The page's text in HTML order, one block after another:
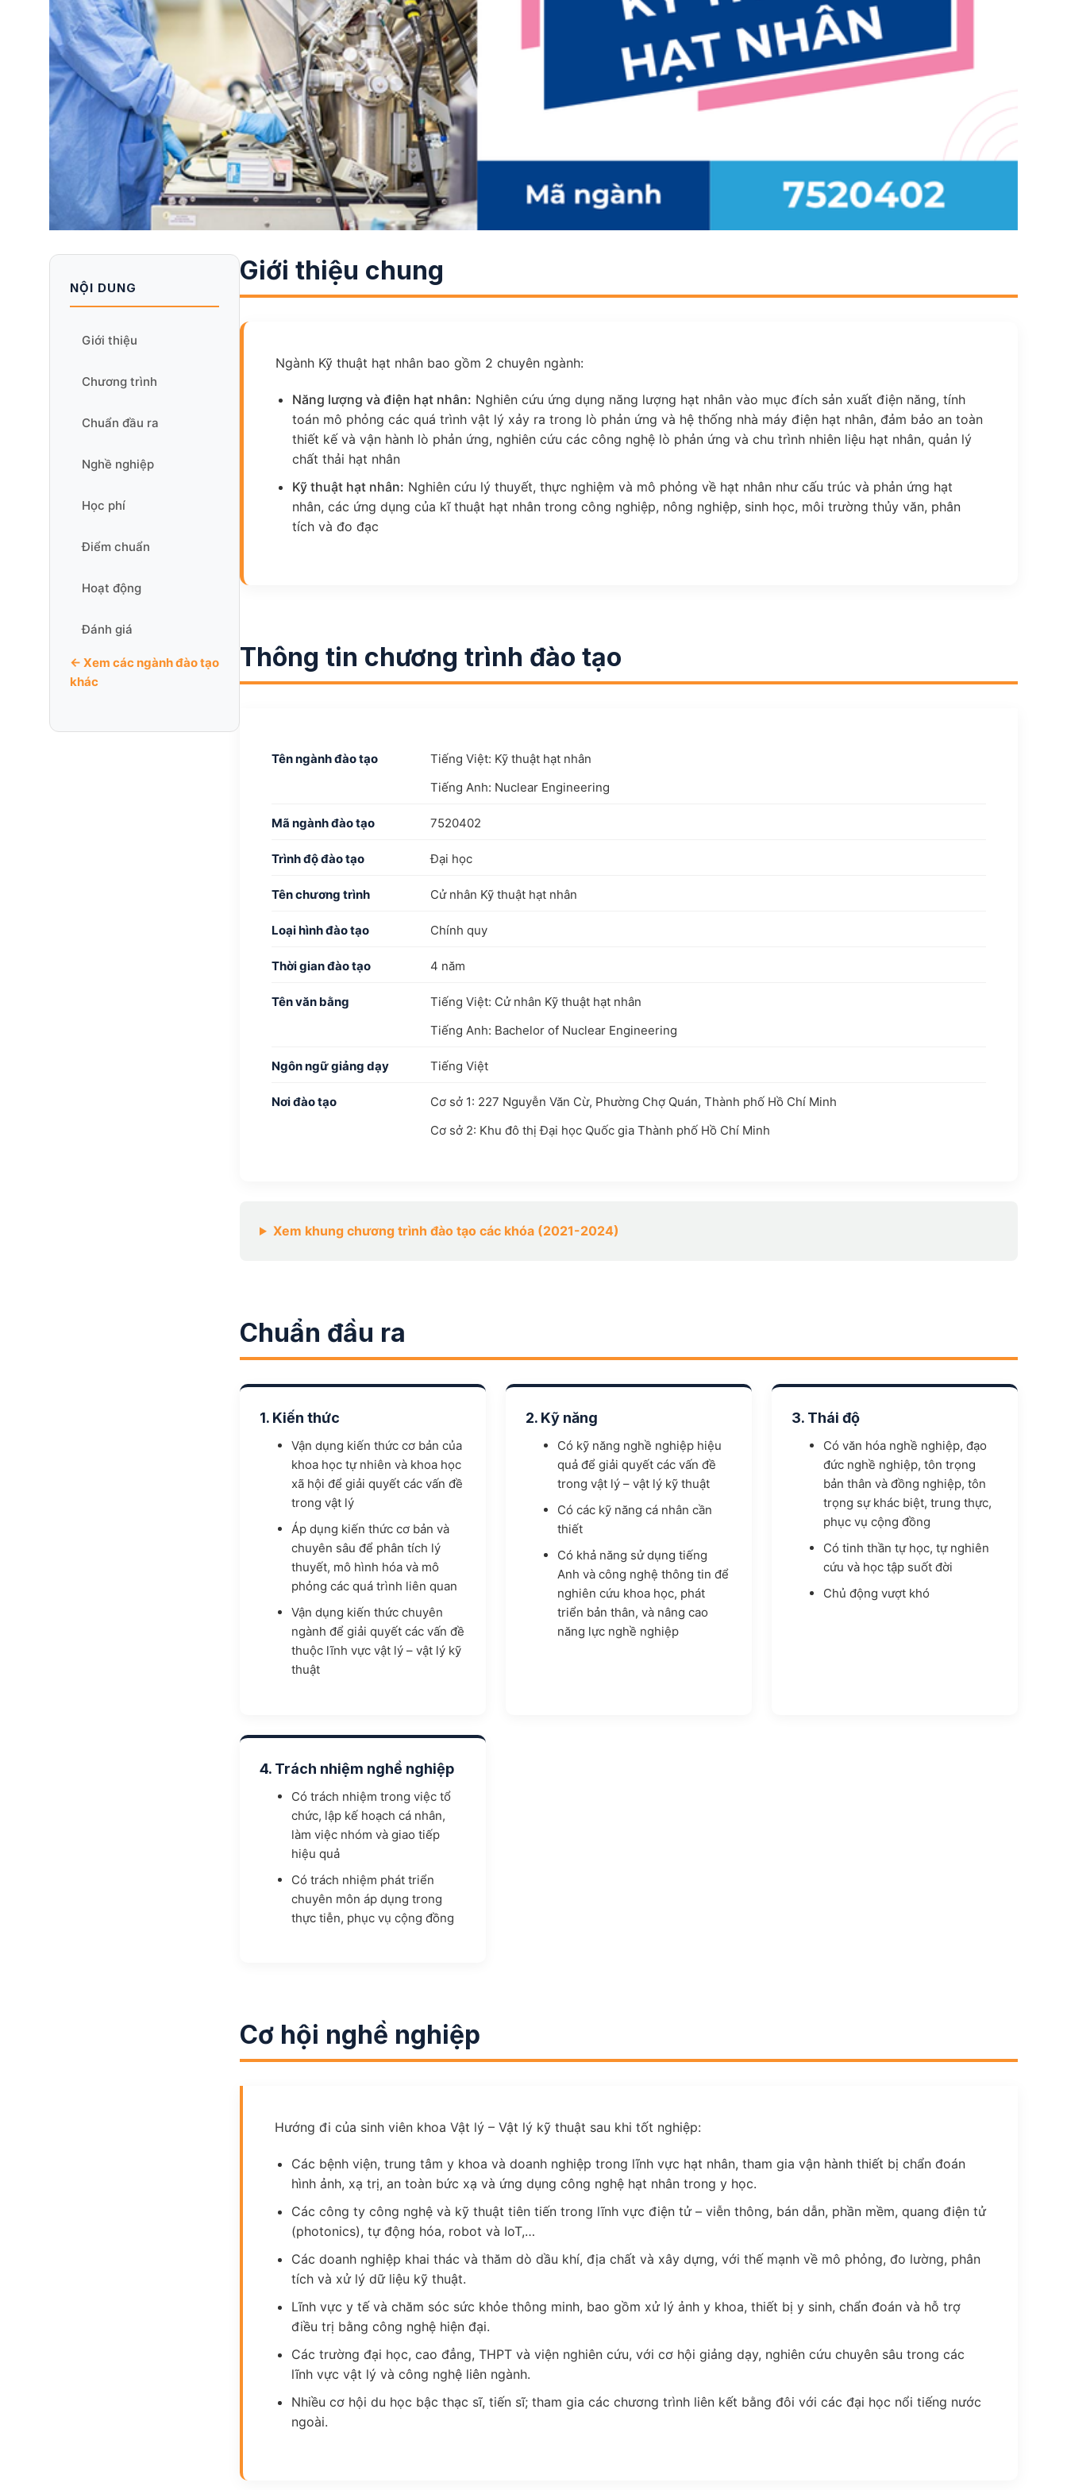
NỘI DUNG
Giới thiệu
Chương trình
Chuẩn đầu ra
Nghề nghiệp
Học phí
Điểm chuẩn
Hoạt động
Đánh giá
← Xem các ngành đào tạo
khác
Giới thiệu chung
Ngành Kỹ thuật hạt nhân bao gồm 2 chuyên ngành:
Năng lượng và điện hạt nhân: Nghiên cứu ứng dụng năng lượng hạt nhân vào mục đích sản xuất điện năng, tính
toán mô phỏng các quá trình vật lý xảy ra trong lò phản ứng và hệ thống nhà máy điện hạt nhân, đảm bảo an toàn
thiết kế và vận hành lò phản ứng, nghiên cứu các công nghệ lò phản ứng và chu trình nhiên liệu hạt nhân, quản lý
chất thải hạt nhân
Kỹ thuật hạt nhân: Nghiên cứu lý thuyết, thực nghiệm và mô phỏng về hạt nhân như cấu trúc và phản ứng hạt
nhân, các ứng dụng của kĩ thuật hạt nhân trong công nghiệp, nông nghiệp, sinh học, môi trường thủy văn, phân
tích và đo đạc
Thông tin chương trình đào tạo
Tên ngành đào tạo
Tiếng Việt: Kỹ thuật hạt nhân
Tiếng Anh: Nuclear Engineering
Mã ngành đào tạo 7520402
Trình độ đào tạo Đại học
Tên chương trình Cử nhân Kỹ thuật hạt nhân
Loại hình đào tạo Chính quy
Thời gian đào tạo 4 năm
Tên văn bằng
Tiếng Việt: Cử nhân Kỹ thuật hạt nhân
Tiếng Anh: Bachelor of Nuclear Engineering
Ngôn ngữ giảng dạy Tiếng Việt
Nơi đào tạo
Cơ sở 1: 227 Nguyễn Văn Cừ, Phường Chợ Quán, Thành phố Hồ Chí Minh
Cơ sở 2: Khu đô thị Đại học Quốc gia Thành phố Hồ Chí Minh
Xem khung chương trình đào tạo các khóa (2021-2024)
Chuẩn đầu ra
1. Kiến thức
Vận dụng kiến thức cơ bản của
khoa học tự nhiên và khoa học
xã hội để giải quyết các vấn đề
trong vật lý
Áp dụng kiến thức cơ bản và
chuyên sâu để phân tích lý
thuyết, mô hình hóa và mô
phỏng các quá trình liên quan
Vận dụng kiến thức chuyên
ngành để giải quyết các vấn đề
thuộc lĩnh vực vật lý – vật lý kỹ
thuật
2. Kỹ năng
Có kỹ năng nghề nghiệp hiệu
quả để giải quyết các vấn đề
trong vật lý – vật lý kỹ thuật
Có các kỹ năng cá nhân cần
thiết
Có khả năng sử dụng tiếng
Anh và công nghệ thông tin để
nghiên cứu khoa học, phát
triển bản thân, và nâng cao
năng lực nghề nghiệp
3. Thái độ
Có văn hóa nghề nghiệp, đạo
đức nghề nghiệp, tôn trọng
bản thân và đồng nghiệp, tôn
trọng sự khác biệt, trung thực,
phục vụ cộng đồng
Có tinh thần tự học, tự nghiên
cứu và học tập suốt đời
Chủ động vượt khó
4. Trách nhiệm nghề nghiệp
Có trách nhiệm trong việc tổ
chức, lập kế hoạch cá nhân,
làm việc nhóm và giao tiếp
hiệu quả
Có trách nhiệm phát triển
chuyên môn áp dụng trong
thực tiễn, phục vụ cộng đồng
Cơ hội nghề nghiệp
Hướng đi của sinh viên khoa Vật lý – Vật lý kỹ thuật sau khi tốt nghiệp:
Các bệnh viện, trung tâm y khoa và doanh nghiệp trong lĩnh vực hạt nhân, tham gia vận hành thiết bị chẩn đoán
hình ảnh, xạ trị, an toàn bức xạ và ứng dụng công nghệ hạt nhân trong y học.
Các công ty công nghệ và kỹ thuật tiên tiến trong lĩnh vực điện tử – viễn thông, bán dẫn, phần mềm, quang điện tử
(photonics), tự động hóa, robot và IoT,…
Các doanh nghiệp khai thác và thăm dò dầu khí, địa chất và xây dựng, với thế mạnh về mô phỏng, đo lường, phân
tích và xử lý dữ liệu kỹ thuật.
Lĩnh vực y tế và chăm sóc sức khỏe thông minh, bao gồm xử lý ảnh y khoa, thiết bị y sinh, chẩn đoán và hỗ trợ
điều trị bằng công nghệ hiện đại.
Các trường đại học, cao đẳng, THPT và viện nghiên cứu, với cơ hội giảng dạy, nghiên cứu chuyên sâu trong các
lĩnh vực vật lý và công nghệ liên ngành.
Nhiều cơ hội du học bậc thạc sĩ, tiến sĩ; tham gia các chương trình liên kết bằng đôi với các đại học nổi tiếng nước
ngoài.